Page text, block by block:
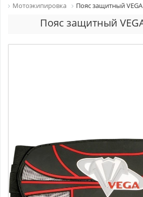
Мотоэкипировка
Пояс защитный
Пояс защитный